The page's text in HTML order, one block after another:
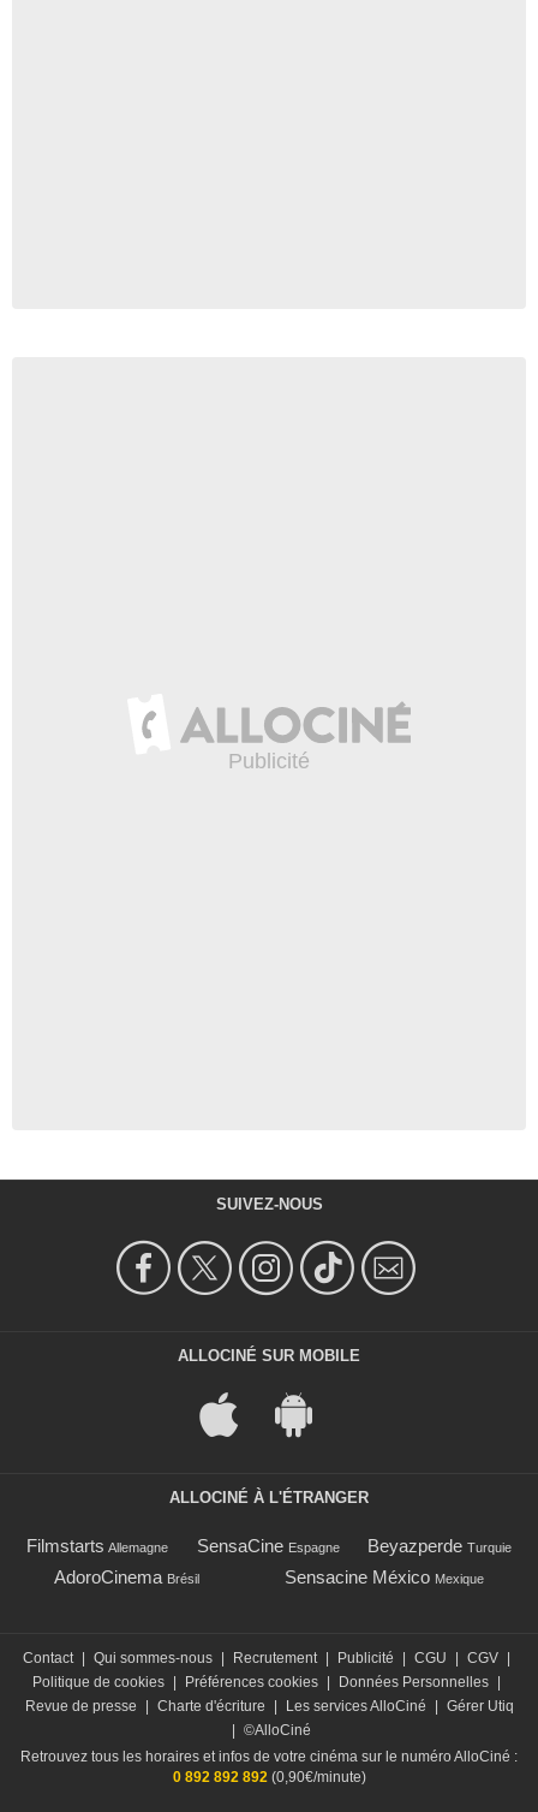
SUIVEZ-NOUS
ALLOCINÉ SUR MOBILE
ALLOCINÉ À L'ÉTRANGER
Filmstarts Allemagne SensaCine Espagne Beyazperde Turquie
AdoroCinema Brésil Sensacine México Mexique
Contact Qui sommes-nous Recrutement Publicité CGU CGV
Politique de cookies
Préférences cookies Données Personnelles
Revue de presse
Charte d'écriture Les services AlloCiné
Gérer Utiq
©AlloCiné
Retrouvez tous les horaires et infos de votre cinéma sur le numéro AlloCiné :
0 892 892 892(0,90€/minute)